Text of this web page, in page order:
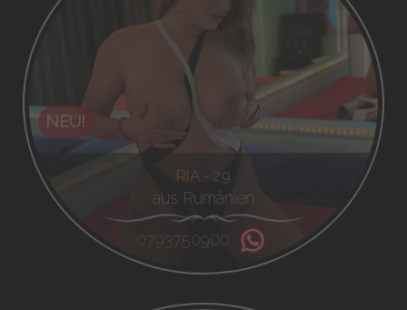
NEU!
RIA - 29
aus Rumänien
0793750900